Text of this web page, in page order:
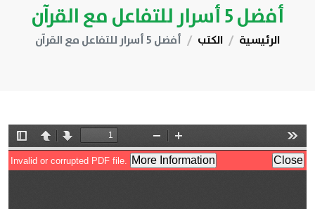
أفضل 5 أسرار للتفاعل مع القرآن
الرئيسية الكتب أفضل 5 أسرار للتفاعل مع القرآن